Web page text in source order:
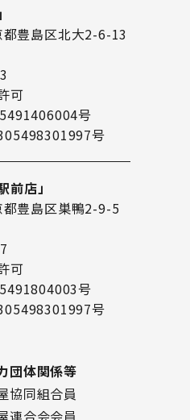
豊島区北大2-6-13
可
号
号
前店」
豊島区巣鴨2-9-5
可
号
号
団体関係等
協同組合員
連合会会員